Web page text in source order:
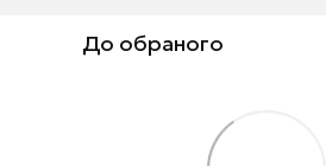
До обраного